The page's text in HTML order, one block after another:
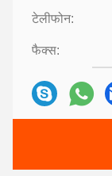
टेलीफोन:
फैक्स: